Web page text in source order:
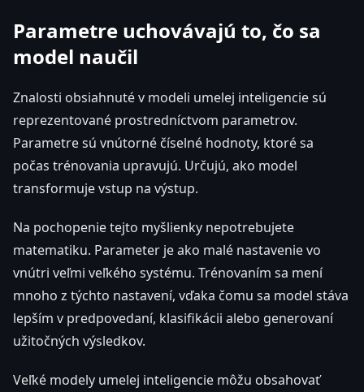
Parametre uchovávajú to, čo sa
model naučil
Znalosti obsiahnuté v modeli umelej inteligencie sú
reprezentované prostredníctvom parametrov.
Parametre sú vnútorné číselné hodnoty, ktoré sa
počas trénovania upravujú. Určujú, ako model
transformuje vstup na výstup.
Na pochopenie tejto myšlienky nepotrebujete
matematiku. Parameter je ako malé nastavenie vo
vnútri veľmi veľkého systému. Trénovaním sa mení
mnoho z týchto nastavení, vďaka čomu sa model stáva
lepším v predpovedaní, klasifikácii alebo generovaní
užitočných výsledkov.
Veľké modely umelej inteligencie môžu obsahovať